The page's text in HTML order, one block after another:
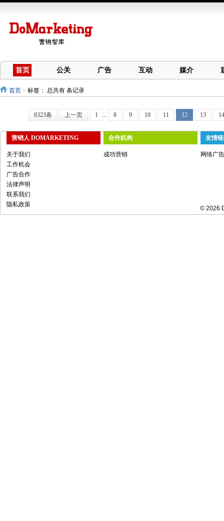
首页 公关 广告 互动 媒介
首页 > 标签： 总共有 条记录
8323条 上一页 1 .. 8 9 10 11 12 13 14
营销人 DOMARKETING
关于我们
工作机会
广告合作
法律声明
联系我们
隐私政策
合作机构
成功营销
友情
网络广
© 2026